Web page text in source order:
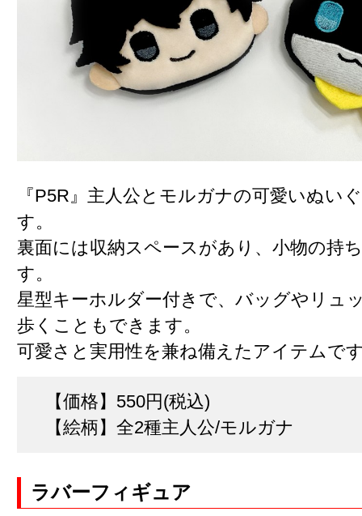
『P5R』主人公とモルガナの可愛いぬい
す。
裏面には収納スペースがあり、小物の持
す。
星型キーホルダー付きで、バッグやリュ
歩くこともできます。
可愛さと実用性を兼ね備えたアイテムで
【価格】550円(税込)
【絵柄】全2種主人公/モルガナ
ラバーフィギュア